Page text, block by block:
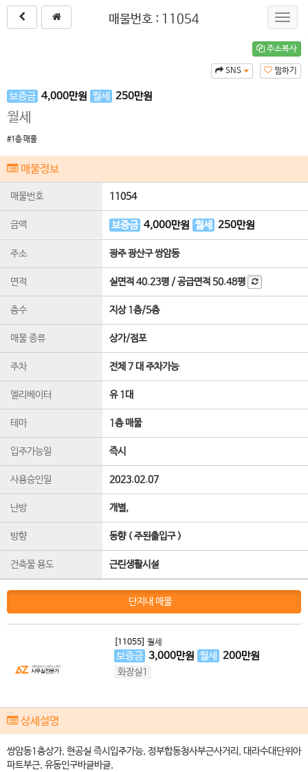
매물번호 : 11054
주소복사
찜하기
SNS
보증금 4,000만원 월세 250만원
월세
#1층 매물
매물정보
매물번호 11054
금액 보증금 4,000만원 월세 250만원
주소 광주 광산구 쌍암동
면적 실면적40.23평 /공급면적50.48평
층수 지상 1층/5층
매물 종류 상가/점포
주차 전체 7 대 주차가능
엘리베이터 유 1 대
테마 1층 매물
입주가능일 즉시
사용승인일 2023.02.07
난방 개별,
방향 동향 ( 주된출입구 )
건축물 용도 근린생활시설
단지내 매물
[11055] 월세
보증금 3,000만원 월세 200만원
화장실1
상세설명
쌍암동1층상가, 현공실 즉시입주가능, 정부합동청사부근사거리, 대라수대단위아
파트부근, 유동인구바글바글,